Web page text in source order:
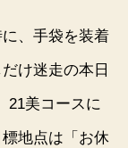
、手袋を装着
け迷走の本日
21美コースに
地点は「お休